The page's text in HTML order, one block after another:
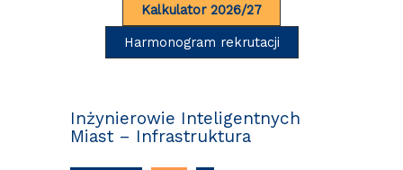
Kalkulator 2026/27
Harmonogram rekrutacji
Inżynierowie Inteligentnych
Miast – Infrastruktura